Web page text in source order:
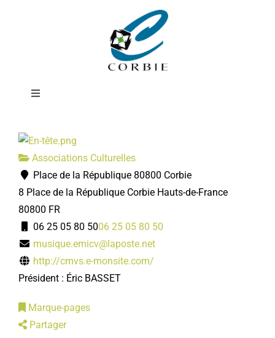
Toggle
SERVICES MUNICIPAUX
PRATIQUE
PUBLICATIONS
École de musique
du Val de Somme
Associations Culturelles
Place de la République 80800 Corbie
8 Place de la République Corbie Hauts-de-France
80800 FR
06 25 05 80 5006 25 05 80 50
musique.emicv@laposte.net
http://cmvs.e-monsite.com/
Président : Éric BASSET
Marque-pages
Partager